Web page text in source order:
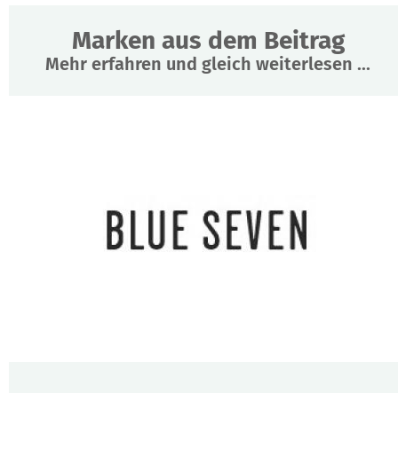
Marken aus dem Beitrag
Mehr erfahren und gleich weiterlesen ...